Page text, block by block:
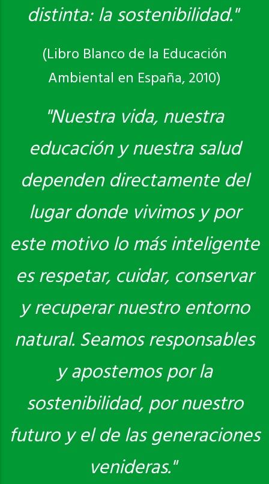
distinta: la sostenibilidad."
(Libro Blanco de la Educación
Ambiental en España, 2010)
"Nuestra vida, nuestra
educación y nuestra salud
dependen directamente del
lugar donde vivimos y por
este motivo lo más inteligente
es respetar, cuidar, conservar
y recuperar nuestro entorno
natural. Seamos responsables
y apostemos por la
sostenibilidad, por nuestro
futuro y el de las generaciones
venideras."